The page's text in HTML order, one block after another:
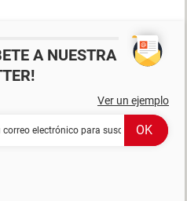
A NUESTRA
Ver un ejemplo